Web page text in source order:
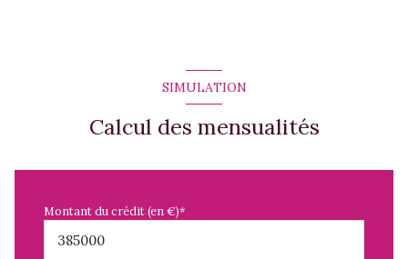
SIMULATION
Calcul des mensualités
Montant du crédit (en €)*